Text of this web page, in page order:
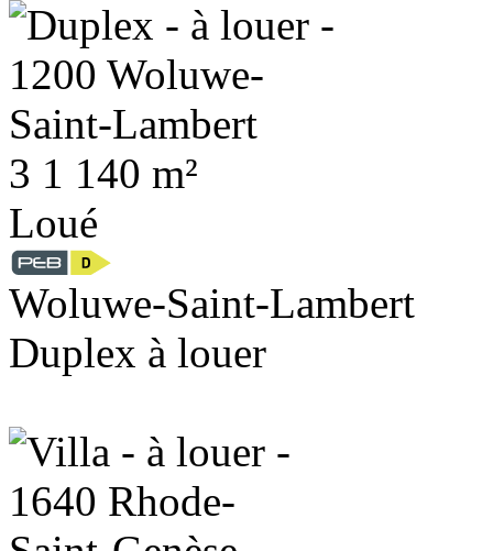
3 1 140 m²
Loué
Woluwe-Saint-Lambert
Duplex à louer